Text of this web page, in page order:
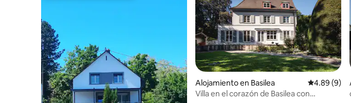
Alojamiento en Basilea Calificación
4.89 (9)
Villa en el corazón de Basilea con